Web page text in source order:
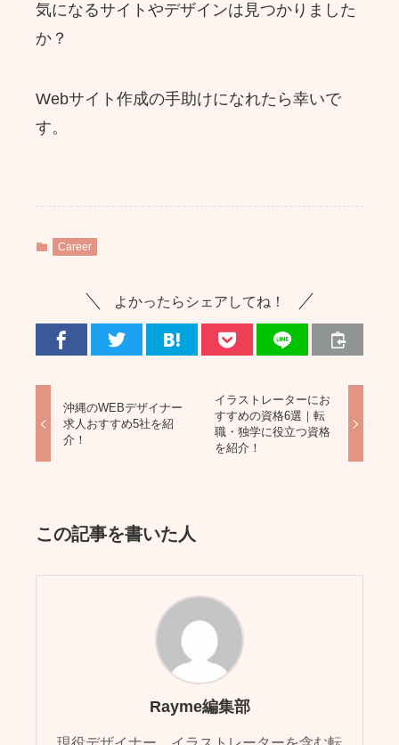
気になるサイトやデザインは見つかりました
か？
Webサイト作成の手助けになれたら幸いで
す。
Career
よかったらシェアしてね！
沖縄のWEBデザイナー
求人おすすめ5社を紹
介！
イラストレーターにお
すすめの資格6選｜転
職・独学に役立つ資格
を紹介！
この記事を書いた人
Rayme編集部